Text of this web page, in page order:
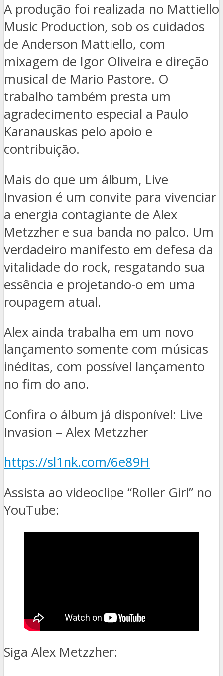
A produção foi realizada no Mattiello
Music Production, sob os cuidados
de Anderson Mattiello, com
mixagem de Igor Oliveira e direção
musical de Mario Pastore. O
trabalho também presta um
agradecimento especial a Paulo
Karanauskas pelo apoio e
contribuição.
Mais do que um álbum, Live
Invasion é um convite para vivenciar
a energia contagiante de Alex
Metzzher e sua banda no palco. Um
verdadeiro manifesto em defesa da
vitalidade do rock, resgatando sua
essência e projetando-o em uma
roupagem atual.
Alex ainda trabalha em um novo
lançamento somente com músicas
inéditas, com possível lançamento
no fim do ano.
Confira o álbum já disponível: Live
Invasion – Alex Metzzher
https://sl1nk.com/6e89H
Assista ao videoclipe “Roller Girl” no
YouTube:
Siga Alex Metzzher: